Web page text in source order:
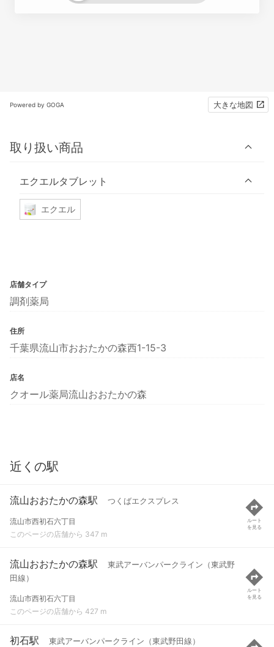
Powered by GOGA 大きな地図
取り扱い商品
エクエルタブレット
エクエル
店舗タイプ
調剤薬局
住所
千葉県流山市おおたかの森西1-15-3
店名
クオール薬局流山おおたかの森
近くの駅
流山おおたかの森駅 つくばエクスプレス
流山市西初石六丁目
このページの店舗から 347 m
ルート
を見る
流山おおたかの森駅
東武アーバンパークライン（東武野
田線）
流山市西初石六丁目
このページの店舗から 427 m
ルート
を見る
初石駅 東武アーバンパークライン（東武野田線）